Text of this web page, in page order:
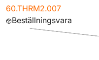
60.THRM2.007
Beställningsvara